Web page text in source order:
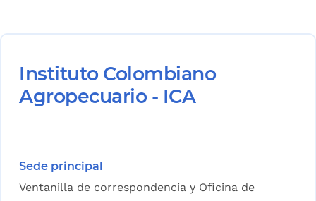
Instituto Colombiano
Agropecuario - ICA
Sede principal
Ventanilla de correspondencia y Oficina de